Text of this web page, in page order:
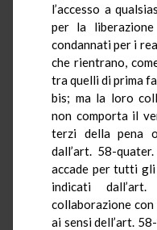
l’accesso a
per la
condannati per i
che rientrano,
tra quelli di prima
bis; ma la loro
non comporta il
terzi della pena
dall’art. 58-
accade per tutti
indicati
collaborazione
ai sensi dell’art.